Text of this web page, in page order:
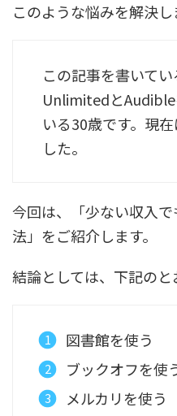
このような悩みを解決し
この記事を書いて
UnlimitedとAudible
いる30歳です。現
した。
今回は、「少ない収入
法」をご紹介します。
結論としては、下記のと
図書館を使う
ブックオフを使
メルカリを使う